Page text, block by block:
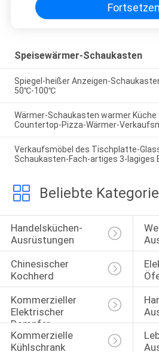
Fortsetzen
Speisewärmer-Schaukasten
Spiegel-heißer Anzeigen-
50℃-100℃
Wärmer-Schaukasten warmer Küche
Countertop-Pizza-Wärmer-
Verkaufsmöbel des Tischplatte-
Schaukasten-Fach-artiges 3-lagiges
Beliebte
Handelsküchen-
Ausrüstungen
Chinesischer
Kochherd
Kommerzieller
Elektrischer
Dampfer
Kommerzielle
Kühlschrank